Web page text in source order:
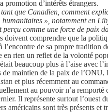
promotion d’intérêts étrangers.
que Canadien, comment
humanitaires », notamment en
comme une force de paix
doivent comprendre que la
l’encontre de sa propre tradition
en rien un reflet de la volonté
beaucoup plus à l’aise avec
maintien de la paix de l’ONU,
et plus récemment au
au pouvoir n’a remporté
Il représente surtout l’ouest
américains sont très présents et